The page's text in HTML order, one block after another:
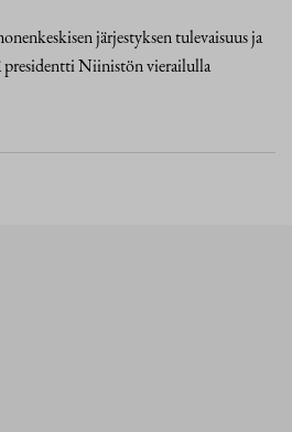
järjestyksen tulevaisuus ja
presidentti Niinistön vierailulla